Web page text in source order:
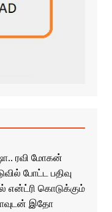
ரவி மோகன்
போட்ட பதிவு
என்ட்ரி கொடுக்கும்
இதோ